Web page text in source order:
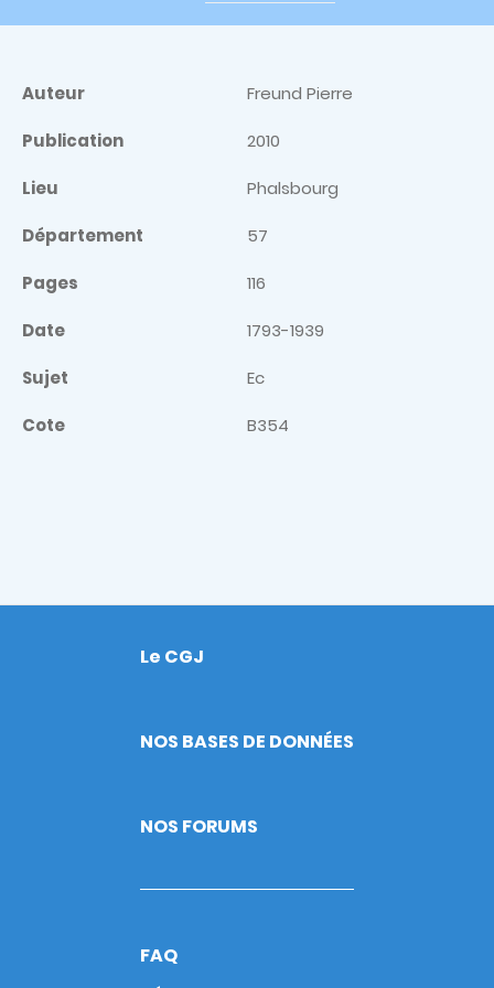
Auteur Freund Pierre
Publication 2010
Lieu Phalsbourg
Département 57
Pages 116
Date 1793-1939
Sujet Ec
Cote B354
Footer
Le CGJ
NOS BASES DE DONNÉES
NOS FORUMS
FAQ